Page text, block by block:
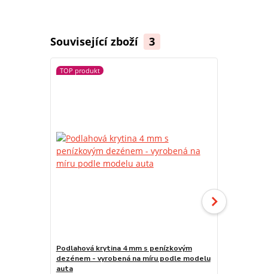
Související zboží 3
TOP produkt
Podlahová krytina 4 mm s penízkovým
dezénem - vyrobená na míru podle modelu
auta